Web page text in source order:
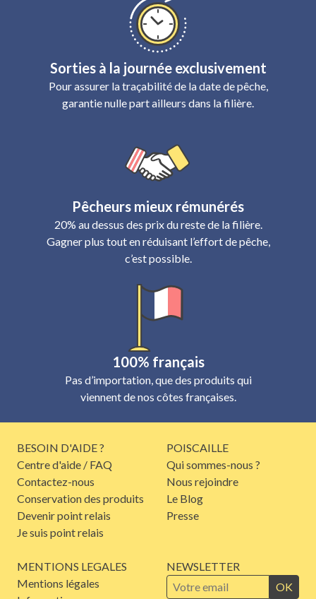
Sorties à la journée exclusivement
Pour assurer la traçabilité de la date de pêche,
garantie nulle part ailleurs dans la filière.
Pêcheurs mieux rémunérés
20% au dessus des prix du reste de la filière.
Gagner plus tout en réduisant l’effort de pêche,
c’est possible.
100% français
Pas d’importation, que des produits qui
viennent de nos côtes françaises.
BESOIN D'AIDE ?
Centre d'aide / FAQ
Contactez-nous
Conservation des produits
Devenir point relais
Je suis point relais
POISCAILLE
Qui sommes-nous ?
Nous rejoindre
Le Blog
Presse
MENTIONS LEGALES
Mentions légales
NEWSLETTER
OK